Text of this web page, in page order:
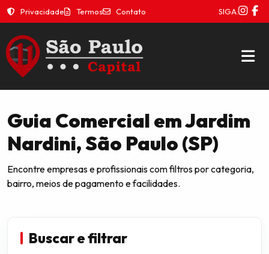
Privacidade Termos Contato SIGA:
Guia Comercial em Jardim
Nardini, São Paulo (SP)
Encontre empresas e profissionais com filtros por categoria,
bairro, meios de pagamento e facilidades.
Buscar e filtrar